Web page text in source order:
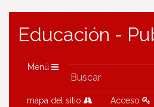
Educación -
Menú
mapa del sitio Acceso